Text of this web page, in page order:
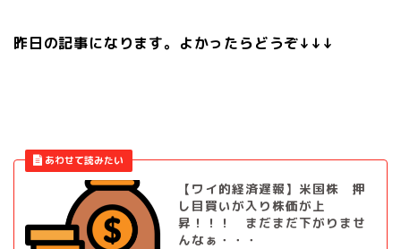
昨日の記事になります。よかったらどうぞ↓↓↓
【ワイ的経済遅報】米国株 押
し目買いが入り株価が上
昇！！！ まだまだ下がりませ
んなぁ・・・